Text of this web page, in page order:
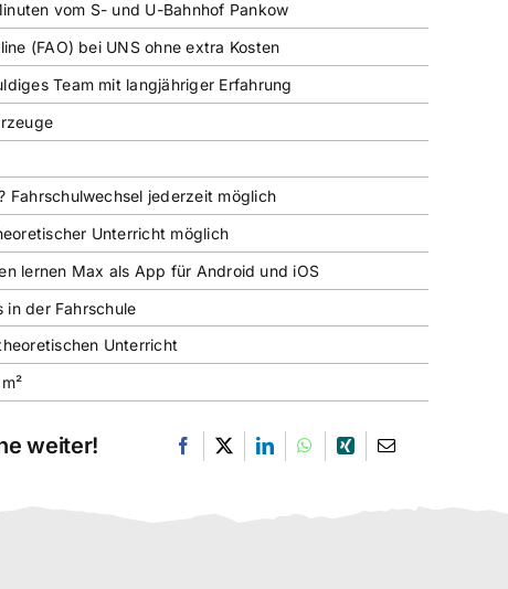
vom S- und U-Bahnhof Pankow
(FAO) bei UNS ohne extra Kosten
Team mit langjähriger Erfahrung
Fahrschulwechsel jederzeit möglich
Unterricht möglich
lernen Max als App für Android und iOS
in der Fahrschule
Unterricht
weiter!